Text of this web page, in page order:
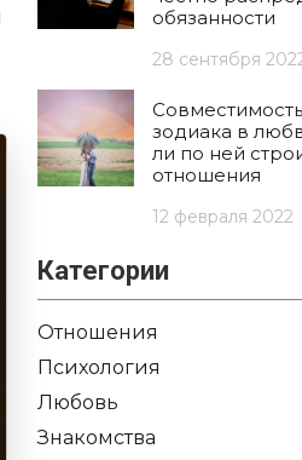
обязанности
28 сентября
зодиака в
ли по ней
отношения
12 февраля 2022
Категории
Отношения
Психология
Любовь
Знакомства